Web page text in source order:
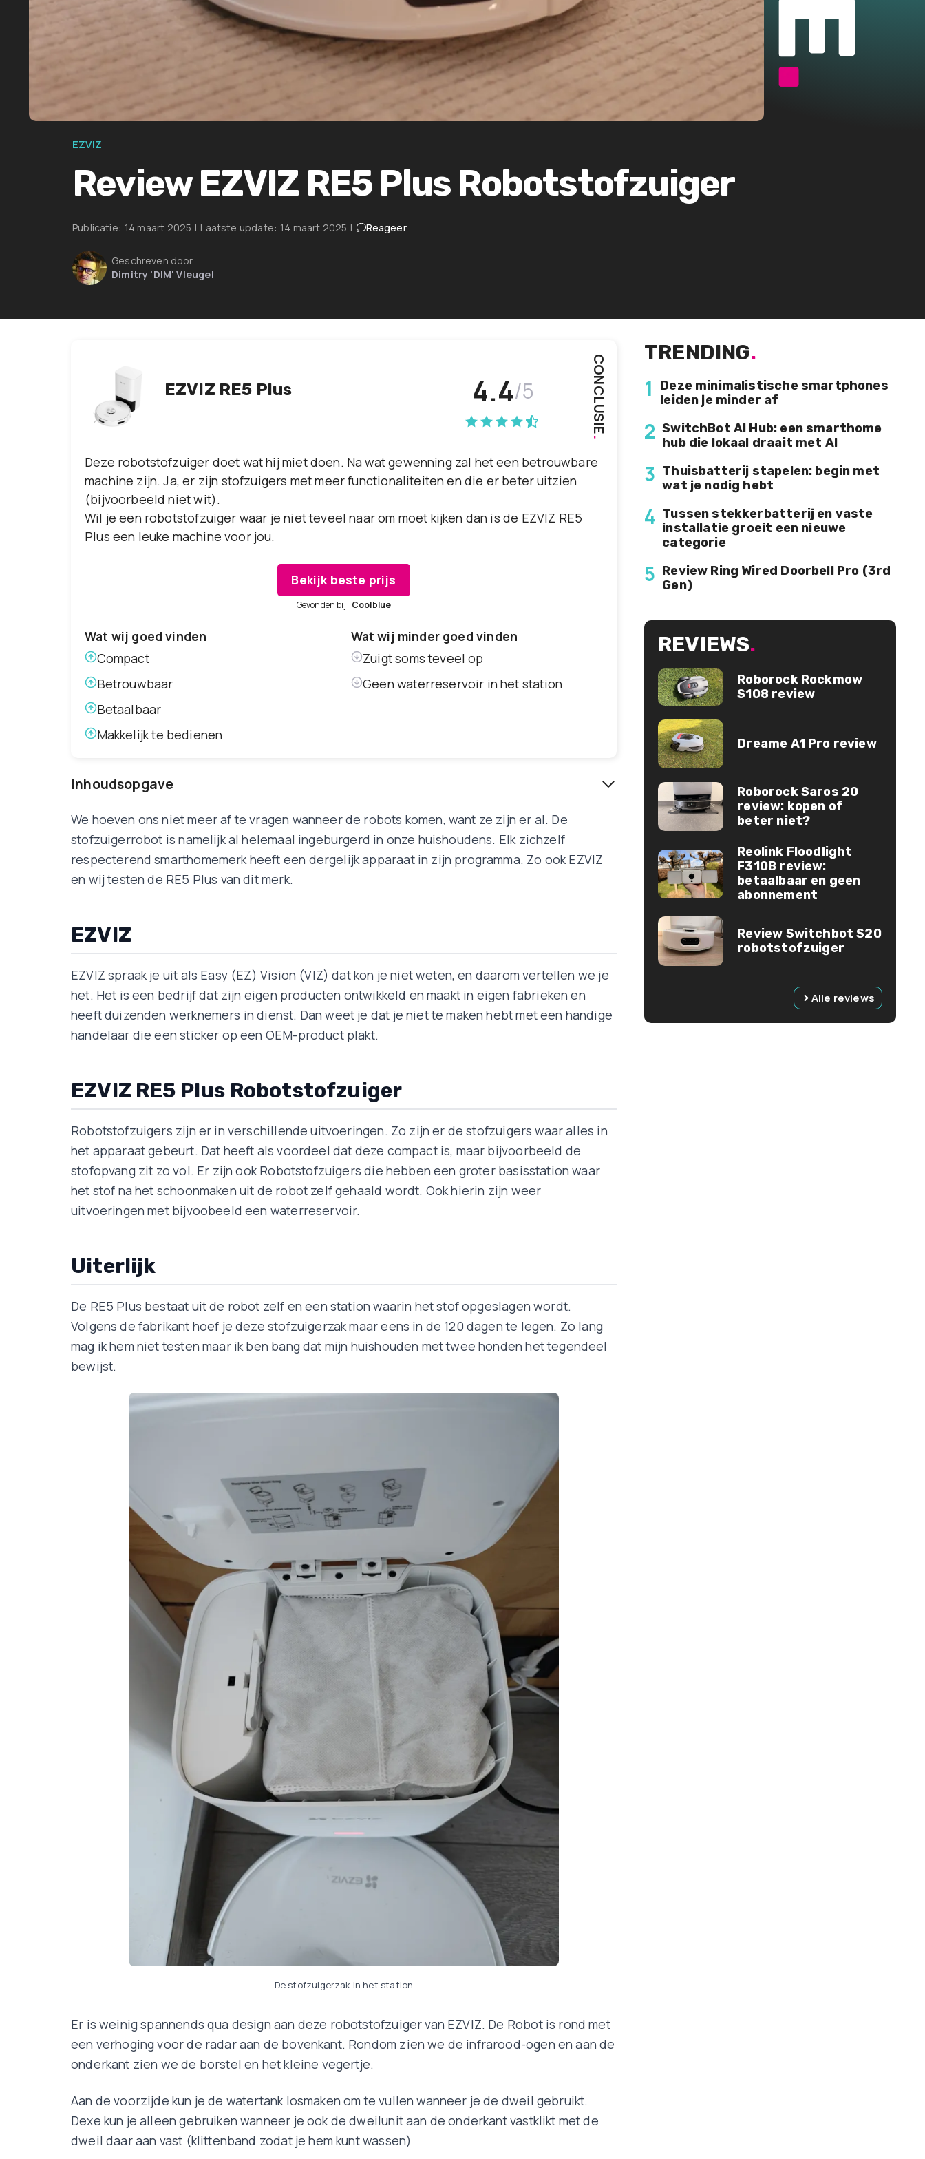
EZVIZ
Review EZVIZ RE5 Plus Robotstofzuiger
Publicatie: 14 maart 2025 | Laatste update: 14 maart 2025 | Reageer
Geschreven door
Dimitry 'DIM' Vleugel
EZVIZ RE5 Plus 4.4/5 CONCLUSIE
.
Deze robotstofzuiger doet wat hij miet doen. Na wat gewenning zal het een betrouwbare
machine zijn. Ja, er zijn stofzuigers met meer functionaliteiten en die er beter uitzien
(bijvoorbeeld niet wit).
Wil je een robotstofzuiger waar je niet teveel naar om moet kijken dan is de EZVIZ RE5
Plus een leuke machine voor jou.
Bekijk beste prijs
Gevonden bij: Coolblue
Wat wij goed vinden
Compact
Betrouwbaar
Betaalbaar
Makkelijk te bedienen
Wat wij minder goed vinden
Zuigt soms teveel op
Geen waterreservoir in het station
Inhoudsopgave
We hoeven ons niet meer af te vragen wanneer de robots komen, want ze zijn er al. De
stofzuigerrobot is namelijk al helemaal ingeburgerd in onze huishoudens. Elk zichzelf
respecterend smarthomemerk heeft een dergelijk apparaat in zijn programma. Zo ook EZVIZ
en wij testen de RE5 Plus van dit merk.
EZVIZ
EZVIZ spraak je uit als Easy (EZ) Vision (VIZ) dat kon je niet weten, en daarom vertellen we je
het. Het is een bedrijf dat zijn eigen producten ontwikkeld en maakt in eigen fabrieken en
heeft duizenden werknemers in dienst. Dan weet je dat je niet te maken hebt met een handige
handelaar die een sticker op een OEM-product plakt.
EZVIZ RE5 Plus Robotstofzuiger
Robotstofzuigers zijn er in verschillende uitvoeringen. Zo zijn er de stofzuigers waar alles in
het apparaat gebeurt. Dat heeft als voordeel dat deze compact is, maar bijvoorbeeld de
stofopvang zit zo vol. Er zijn ook Robotstofzuigers die hebben een groter basisstation waar
het stof na het schoonmaken uit de robot zelf gehaald wordt. Ook hierin zijn weer
uitvoeringen met bijvoobeeld een waterreservoir.
Uiterlijk
De RE5 Plus bestaat uit de robot zelf en een station waarin het stof opgeslagen wordt.
Volgens de fabrikant hoef je deze stofzuigerzak maar eens in de 120 dagen te legen. Zo lang
mag ik hem niet testen maar ik ben bang dat mijn huishouden met twee honden het tegendeel
bewijst.
De stofzuigerzak in het station
Er is weinig spannends qua design aan deze robotstofzuiger van EZVIZ. De Robot is rond met
een verhoging voor de radar aan de bovenkant. Rondom zien we de infrarood-ogen en aan de
onderkant zien we de borstel en het kleine vegertje.
Aan de voorzijde kun je de watertank losmaken om te vullen wanneer je de dweil gebruikt.
Dexe kun je alleen gebruiken wanneer je ook de dweilunit aan de onderkant vastklikt met de
dweil daar aan vast (klittenband zodat je hem kunt wassen)
TRENDING.
1
Deze minimalistische smartphones
leiden je minder af
2 SwitchBot AI Hub: een smarthome
hub die lokaal draait met AI
3 Thuisbatterij stapelen: begin met
wat je nodig hebt
4 Tussen stekkerbatterij en vaste
installatie groeit een nieuwe
categorie
5 Review Ring Wired Doorbell Pro (3rd
Gen)
REVIEWS.
Roborock Rockmow
S108 review
Dreame A1 Pro review
Roborock Saros 20
review: kopen of
beter niet?
Reolink Floodlight
F310B review:
betaalbaar en geen
abonnement
Review Switchbot S20
robotstofzuiger
Alle reviews